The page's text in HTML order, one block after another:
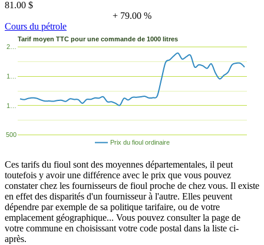
81.00 $
+ 79.00 %
Cours du pétrole
Tarif moyen TTC pour une commande de 1000 litres
Prix du fioul ordinaire
500
1…
1…
2…
Ces tarifs du fioul sont des moyennes départementales, il peut
toutefois y avoir une différence avec le prix que vous pouvez
constater chez les fournisseurs de fioul proche de chez vous. Il existe
en effet des disparités d'un fournisseur à l'autre. Elles peuvent
dépendre par exemple de sa politique tarifaire, ou de votre
emplacement géographique... Vous pouvez consulter la page de
votre commune en choisissant votre code postal dans la liste ci-
après.